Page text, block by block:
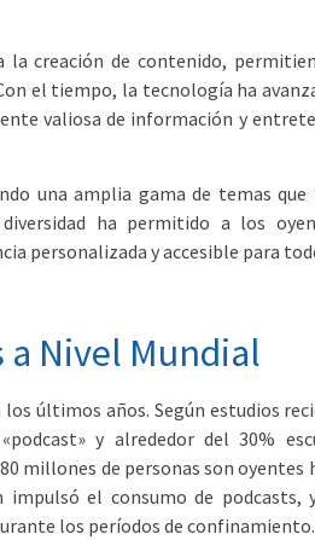
creación de contenido,
el tiempo, la tecnología ha
valiosa de información y
una amplia gama de temas que
ha permitido a los
personalizada y accesible para
a Nivel Mundial
últimos años. Según estudios
y alrededor del 30%
millones de personas son oyentes
el consumo de podcasts,
los períodos de